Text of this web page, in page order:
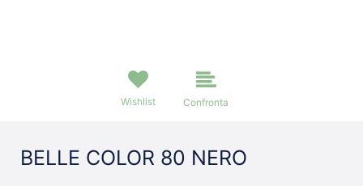
Wishlist Confronta
BELLE COLOR 80 NERO